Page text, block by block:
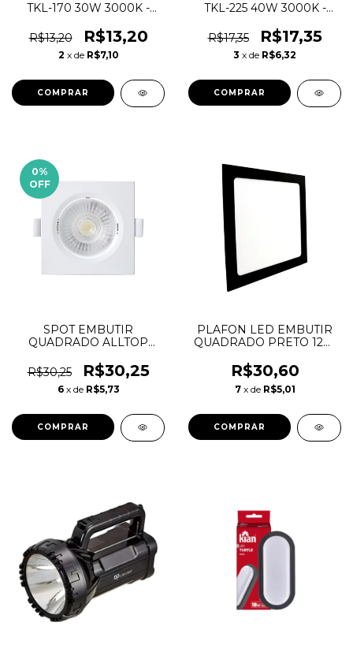
TKL-170 30W 3000K -
R$13,20
R$13,20
2 x de R$7,10
TKL-225 40W 3000K -
R$17,35
R$17,35
3 x de R$6,32
0%
OFF
SPOT EMBUTIR
QUADRADO ALLTOP
45 - TASCHIBRA
R$30,25 R$30,25
6 x de R$5,73
PLAFON LED EMBUTIR
QUADRADO PRETO 12W
R$30,60
7 x de R$5,01